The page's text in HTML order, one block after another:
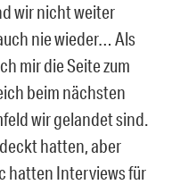
wir nicht weiter
nie wieder… Als
mir die Seite zum
beim nächsten
wir gelandet sind.
hatten, aber
hatten Interviews für